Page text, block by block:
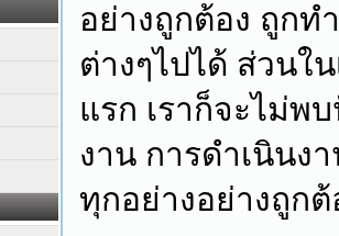
อย่างถูกต้อง ถูกท
ต่างๆไปได้ ส่วนใ
แรก เราก็จะไม่พ
งาน การดำเนินง
ทุกอย่างอย่างถูก